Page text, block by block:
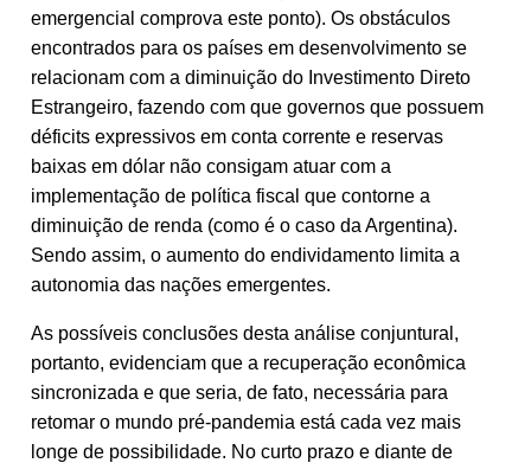
emergencial comprova este ponto). Os obstáculos
encontrados para os países em desenvolvimento se
relacionam com a diminuição do Investimento Direto
Estrangeiro, fazendo com que governos que possuem
déficits expressivos em conta corrente e reservas
baixas em dólar não consigam atuar com a
implementação de política fiscal que contorne a
diminuição de renda (como é o caso da Argentina).
Sendo assim, o aumento do endividamento limita a
autonomia das nações emergentes.
As possíveis conclusões desta análise conjuntural,
portanto, evidenciam que a recuperação econômica
sincronizada e que seria, de fato, necessária para
retomar o mundo pré-pandemia está cada vez mais
longe de possibilidade. No curto prazo e diante de